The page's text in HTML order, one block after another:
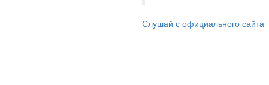
Слушай с официального сайта